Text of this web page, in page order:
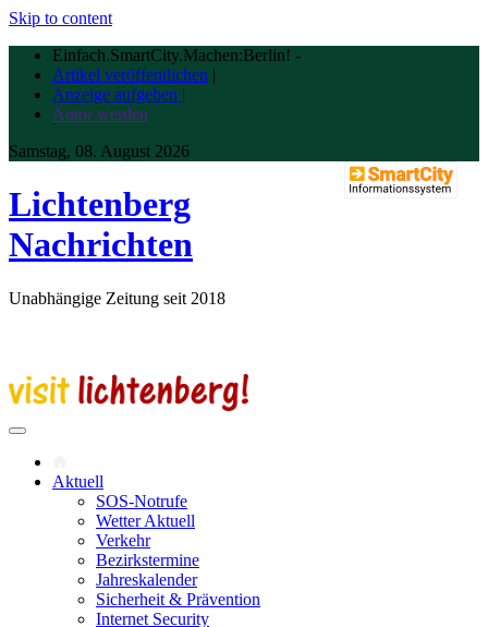
Skip to content
Einfach.SmartCity.Machen:Berlin! -
Artikel veröffentlichen |
Anzeige aufgeben |
Autor werden
Samstag, 08. August 2026
Lichtenberg
Nachrichten
Unabhängige Zeitung seit 2018
Aktuell
SOS-Notrufe
Wetter Aktuell
Verkehr
Bezirkstermine
Jahreskalender
Sicherheit & Prävention
Internet Security